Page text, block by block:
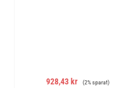
Försäljningspris:
928,43 kr Ordinarie pris:
(2% sparat)